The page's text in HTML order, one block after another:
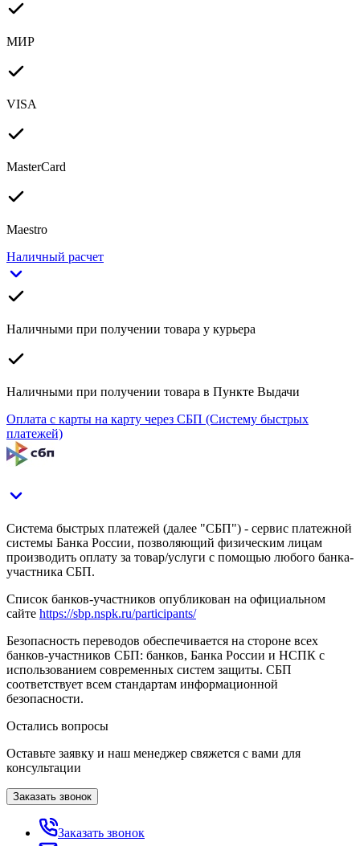
МИР
VISA
MasterCard
Maestro
Наличный расчет
Наличными при получении товара у курьера
Наличными при получении товара в Пункте Выдачи
Оплата с карты на карту через СБП (Систему быстрых
платежей)
Система быстрых платежей (далее "СБП") - сервис платежной
системы Банка России, позволяющий физическим лицам
производить оплату за товар/услуги с помощью любого банка-
участника СБП.
Список банков-участников опубликован на официальном
сайте https://sbp.nspk.ru/participants/
Безопасность переводов обеспечивается на стороне всех
банков-участников СБП: банков, Банка России и НСПК с
использованием современных систем защиты. СБП
соответствует всем стандартам информационной
безопасности.
Остались вопросы
Оставьте заявку и наш менеджер свяжется с вами для
консультации
Заказать звонок
Заказать звонок